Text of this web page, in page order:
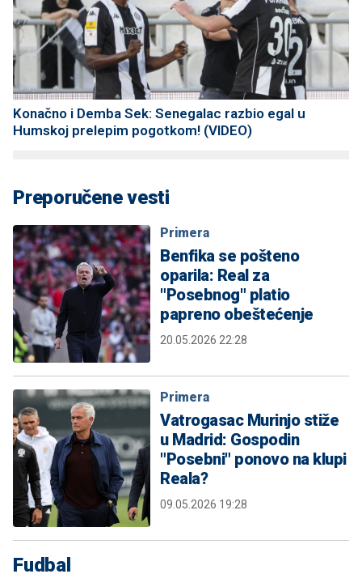
Konačno i Demba Sek: Senegalac razbio egal u
Humskoj prelepim pogotkom! (VIDEO)
Preporučene vesti
Primera
Benfika se pošteno
oparila: Real za
"Posebnog" platio
papreno obeštećenje
20.05.2026 22:28
Primera
Vatrogasac Murinjo stiže
u Madrid: Gospodin
"Posebni" ponovo na klupi
Reala?
09.05.2026 19:28
Fudbal